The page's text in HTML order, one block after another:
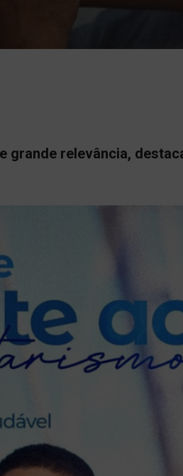
grande relevância,